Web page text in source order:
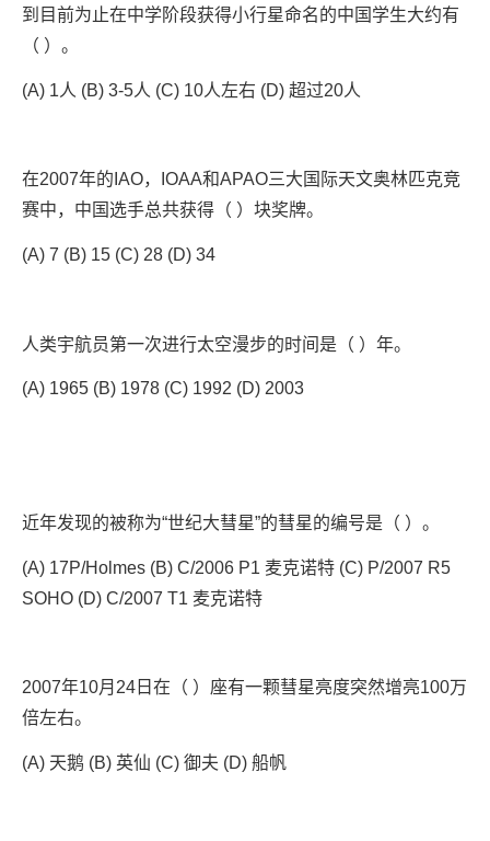
到目前为止在中学阶段获得小行星命名的中国学生大约有
（ ）。
(A) 1人 (B) 3-5人 (C) 10人左右 (D) 超过20人
在2007年的IAO，IOAA和APAO三大国际天文奥林匹克竞
赛中，中国选手总共获得（ ）块奖牌。
(A) 7 (B) 15 (C) 28 (D) 34
人类宇航员第一次进行太空漫步的时间是（ ）年。
(A) 1965 (B) 1978 (C) 1992 (D) 2003
近年发现的被称为“世纪大彗星”的彗星的编号是（ ）。
(A) 17P/Holmes (B) C/2006 P1 麦克诺特 (C) P/2007 R5
SOHO (D) C/2007 T1 麦克诺特
2007年10月24日在（ ）座有一颗彗星亮度突然增亮100万
倍左右。
(A) 天鹅 (B) 英仙 (C) 御夫 (D) 船帆